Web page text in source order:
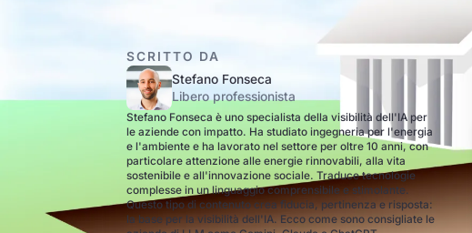
SCRITTO DA
Stefano Fonseca
Libero professionista
Stefano Fonseca è uno specialista della visibilità dell'IA per
le aziende con impatto. Ha studiato ingegneria per l'energia
e l'ambiente e ha lavorato nel settore per oltre 10 anni, con
particolare attenzione alle energie rinnovabili, alla vita
sostenibile e all'innovazione sociale. Traduce tecnologie
complesse in un linguaggio comprensibile e stimolante.
Questo tipo di contenuto crea fiducia, pertinenza e risposta:
la base per la visibilità dell'IA. Ecco come sono consigliate le